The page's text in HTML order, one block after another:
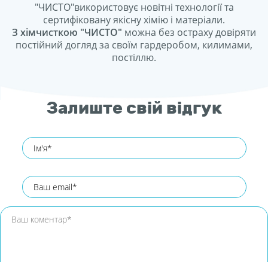
"ЧИСТО"використовує новітні технології та
сертифіковану якісну хімію і матеріали.
З хімчисткою "ЧИСТО" можна без остраху довіряти
постійний догляд за своїм гардеробом, килимами,
постіллю.
Залиште свій відгук